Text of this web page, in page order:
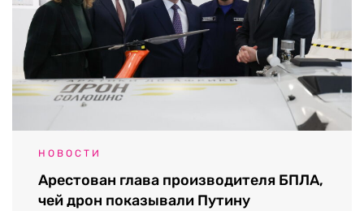
НОВОСТИ
Арестован глава производителя БПЛА,
чей дрон показывали Путину